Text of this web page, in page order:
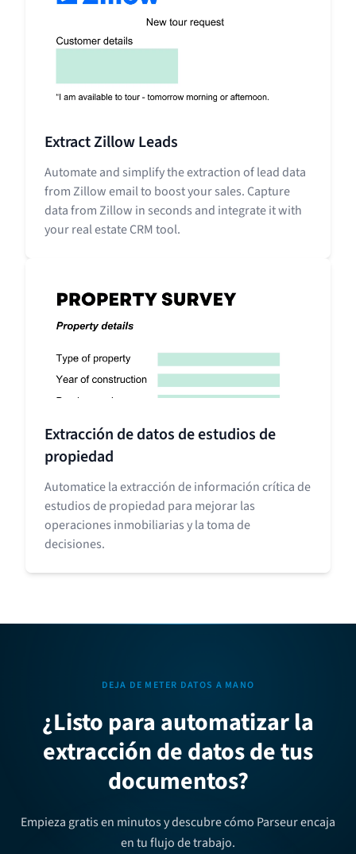
Extract Zillow Leads
Automate and simplify the extraction of lead data
from Zillow email to boost your sales. Capture
data from Zillow in seconds and integrate it with
your real estate CRM tool.
Extracción de datos de estudios de
propiedad
Automatice la extracción de información crítica de
estudios de propiedad para mejorar las
operaciones inmobiliarias y la toma de
decisiones.
DEJA DE METER DATOS A MANO
¿Listo para automatizar la
extracción de datos de tus
documentos?
Empieza gratis en minutos y descubre cómo Parseur encaja
en tu flujo de trabajo.